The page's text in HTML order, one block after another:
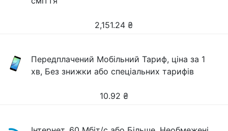
2,151.24 ₴
Передплачений Мобільний Тариф, ціна за 1
хв, Без знижки або спеціальних тарифів
10.92 ₴